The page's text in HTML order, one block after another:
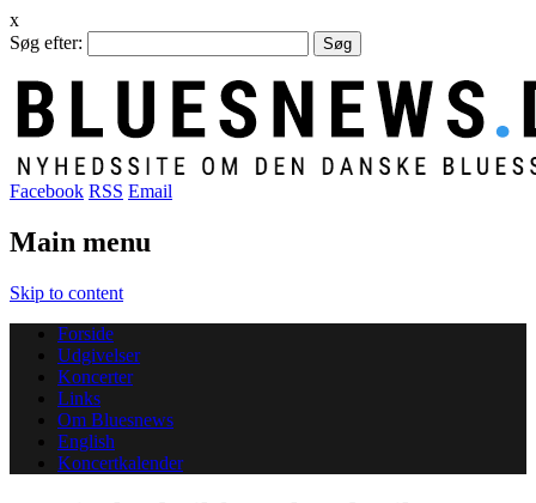
x
Søg efter:
Facebook RSS Email
Main menu
Skip to content
Forside
Udgivelser
Koncerter
Links
Om Bluesnews
English
Koncertkalender